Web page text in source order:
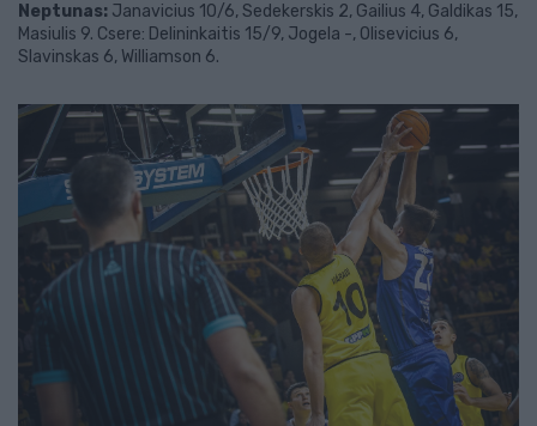
Neptunas: Janavicius 10/6, Sedekerskis 2, Gailius 4, Galdikas 15,
Masiulis 9. Csere: Delininkaitis 15/9, Jogela -, Olisevicius 6,
Slavinskas 6, Williamson 6.